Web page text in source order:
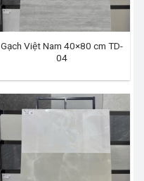
Gạch Việt Nam 40×80 cm TD-
04